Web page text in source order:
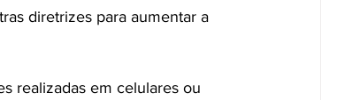
diretrizes para aumentar a
realizadas em celulares ou